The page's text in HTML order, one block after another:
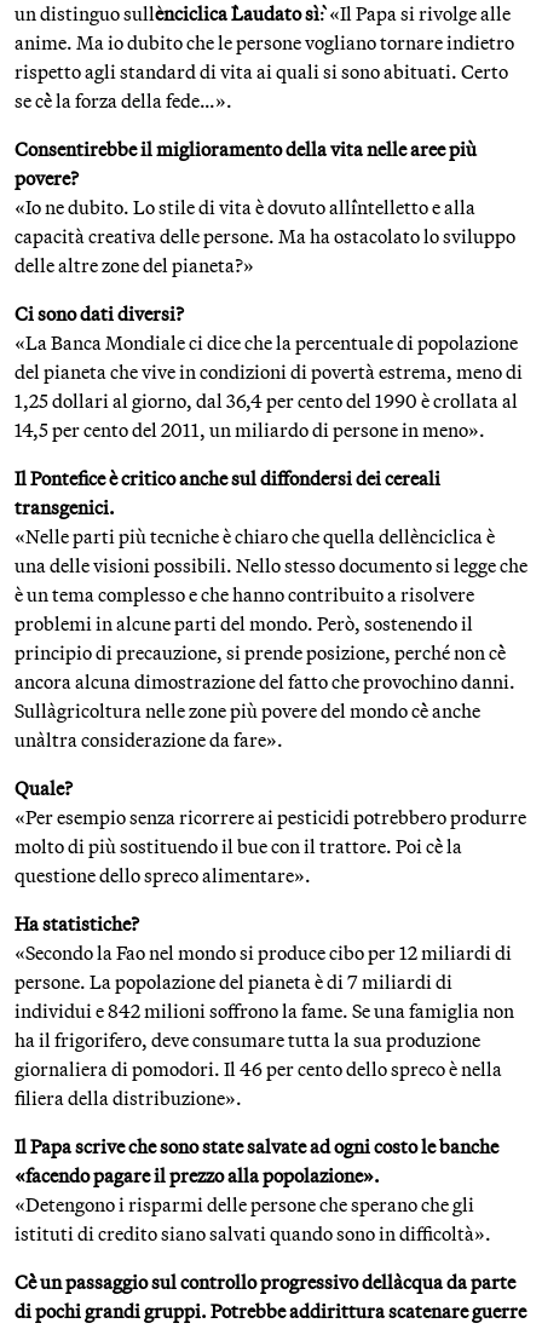
un distinguo sull`enciclica `Laudato sì`: «Il Papa si rivolge alle
anime. Ma io dubito che le persone vogliano tornare indietro
rispetto agli standard di vita ai quali si sono abituati. Certo
se c`è la forza della fede…».
Consentirebbe il miglioramento della vita nelle aree più
povere?
«Io ne dubito. Lo stile di vita è dovuto all`intelletto e alla
capacità creativa delle persone. Ma ha ostacolato lo sviluppo
delle altre zone del pianeta?»
Ci sono dati diversi?
«La Banca Mondiale ci dice che la percentuale di popolazione
del pianeta che vive in condizioni di povertà estrema, meno di
1,25 dollari al giorno, dal 36,4 per cento del 1990 è crollata al
14,5 per cento del 2011, un miliardo di persone in meno».
Il Pontefice è critico anche sul diffondersi dei cereali
transgenici.
«Nelle parti più tecniche è chiaro che quella dell`enciclica è
una delle visioni possibili. Nello stesso documento si legge che
è un tema complesso e che hanno contribuito a risolvere
problemi in alcune parti del mondo. Però, sostenendo il
principio di precauzione, si prende posizione, perché non c`è
ancora alcuna dimostrazione del fatto che provochino danni.
Sull`agricoltura nelle zone più povere del mondo c`è anche
un`altra considerazione da fare».
Quale?
«Per esempio senza ricorrere ai pesticidi potrebbero produrre
molto di più sostituendo il bue con il trattore. Poi c`è la
questione dello spreco alimentare».
Ha statistiche?
«Secondo la Fao nel mondo si produce cibo per 12 miliardi di
persone. La popolazione del pianeta è di 7 miliardi di
individui e 842 milioni soffrono la fame. Se una famiglia non
ha il frigorifero, deve consumare tutta la sua produzione
giornaliera di pomodori. Il 46 per cento dello spreco è nella
filiera della distribuzione».
Il Papa scrive che sono state salvate ad ogni costo le banche
«facendo pagare il prezzo alla popolazione».
«Detengono i risparmi delle persone che sperano che gli
istituti di credito siano salvati quando sono in difficoltà».
C`è un passaggio sul controllo progressivo dell`acqua da parte
di pochi grandi gruppi. Potrebbe addirittura scatenare guerre